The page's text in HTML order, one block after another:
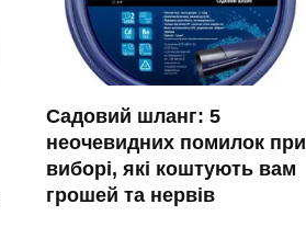
Садовий шланг: 5
неочевидних помилок при
виборі, які коштують вам
грошей та нервів